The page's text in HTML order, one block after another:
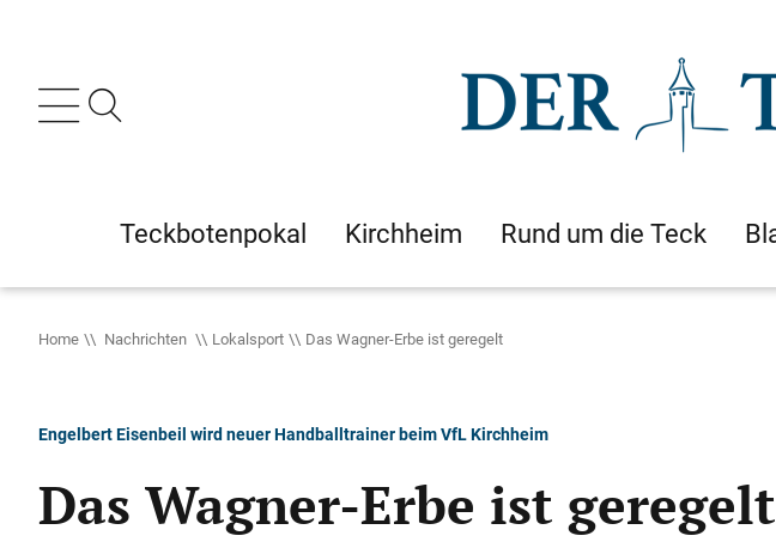
Teckbotenpokal Kirchheim Rund um die Teck
Home Nachrichten Lokalsport Das Wagner-Erbe ist geregelt
Engelbert Eisenbeil wird neuer Handballtrainer beim VfL Kirchheim
Das Wagner-Erbe ist geregelt